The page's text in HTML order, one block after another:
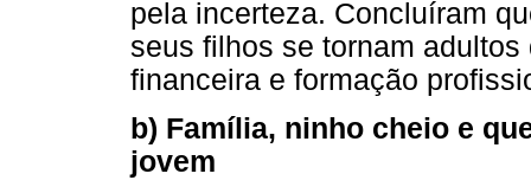
pela incerteza. Concluíram
seus filhos se tornam
financeira e formação
b) Família, ninho cheio e
jovem